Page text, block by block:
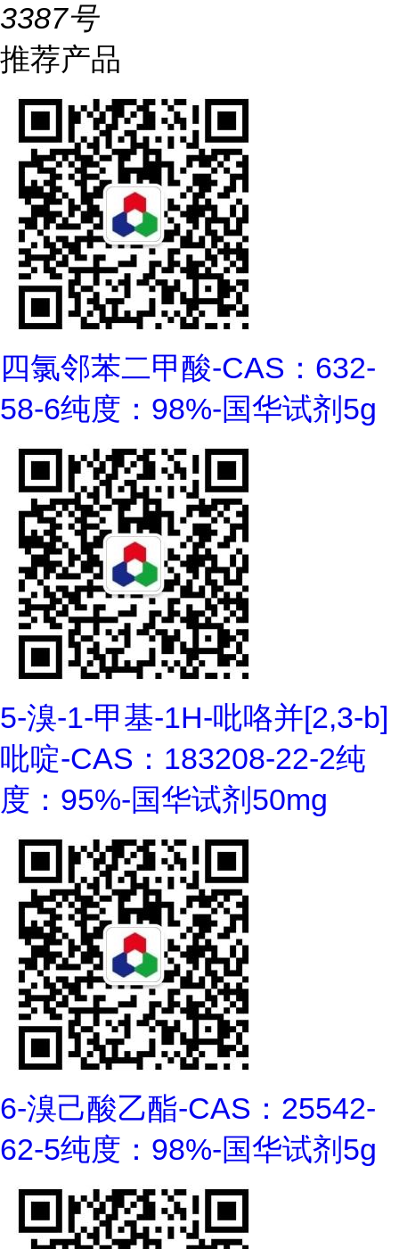
3387号
推荐产品
四氯邻苯二甲酸-CAS：632-
58-6纯度：98%-国华试剂5g
5-溴-1-甲基-1H-吡咯并[2,3-b]
吡啶-CAS：183208-22-2纯
度：95%-国华试剂50mg
6-溴己酸乙酯-CAS：25542-
62-5纯度：98%-国华试剂5g